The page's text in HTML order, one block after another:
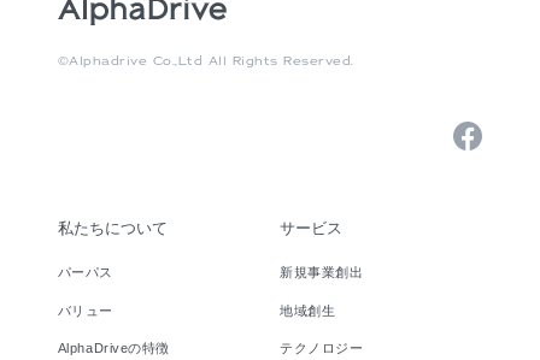
©Alphadrive Co.,Ltd All Rights Reserved.
私たちについて
パーパス
バリュー
AlphaDriveの特徴
サービス
新規事業創出
地域創生
テクノロジー